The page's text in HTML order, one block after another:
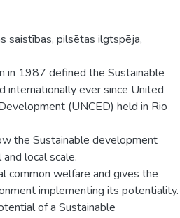
saistības, pilsētas ilgtspēja,
in 1987 defined the Sustainable
internationally ever since United
(UNCED) held in Rio
the Sustainable development
local scale.
common welfare and gives the
implementing its potentiality.
of a Sustainable